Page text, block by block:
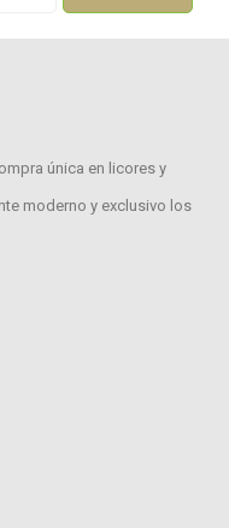
única en licores y
moderno y exclusivo los